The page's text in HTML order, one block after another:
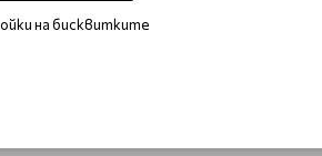
на бисквитките